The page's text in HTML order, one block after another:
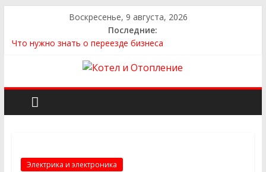
Воскресенье, 9 августа, 2026
Последние:
Что нужно знать о переезде бизнеса
Как выбрать сантехнику и отопление для дома в
Как найти идеальный каркасный дом для жизни за городом
и не ошибиться в выборе
Электрика и электроника